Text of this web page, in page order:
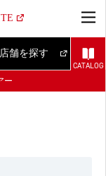
店舗を探す
CATALOG
ー